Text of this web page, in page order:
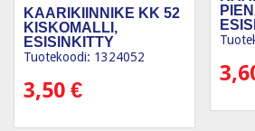
KAARIKIINNIKE KK 52
KISKOMALLI,
ESISINKITTY
Tuotekoodi: 1324052
3,50 €